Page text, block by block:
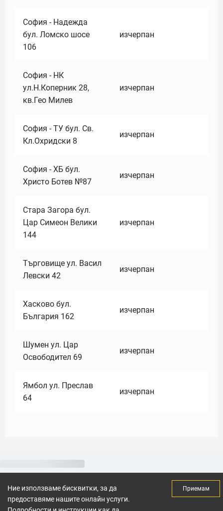
София - Надежда
бул. Ломско шосе
106
изчерпан
София - НК
ул.Н.Коперник 28,
кв.Гео Милев
изчерпан
София - ТУ бул. Св.
Кл.Охридски 8
изчерпан
София - ХБ бул.
Христо Ботев №87
изчерпан
Стара Загора бул.
Цар Симеон Велики
144
изчерпан
Търговище ул. Васил
Левски 42
изчерпан
Хасково бул.
България 162
изчерпан
Шумен ул. Цар
Освободител 69
изчерпан
Ямбол ул. Преслав
64
изчерпан
Ние използваме бисквитки, за да
предоставяме нашите онлайн услуги.
Приемам